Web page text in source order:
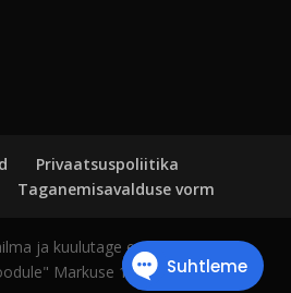
Privaatsuspoliitika
Taganemisavalduse vorm
ja kuulutage evangeeliumi
Markuse 16:15